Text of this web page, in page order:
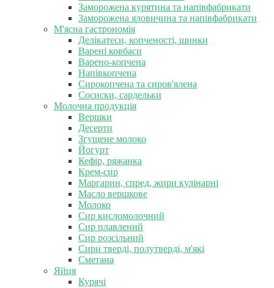
Заморожена курятина та напівфабрикати
Заморожена яловичина та напівфабрикати
М'ясна гастрономія
Делікатеси, копченості, шинки
Варені ковбаси
Варено-копчена
Напівкопчена
Сирокопчена та сиров'ялена
Сосиски, сардельки
Молочна продукція
Вершки
Десерти
Згущене молоко
Йогурт
Кефір, ряжанка
Крем-сир
Маргарин, спред, жири кулінарні
Масло вершкове
Молоко
Сир кисломолочний
Сир плавлений
Сир розсільний
Сири тверді, полутверді, м'які
Сметана
Яйця
Курячі